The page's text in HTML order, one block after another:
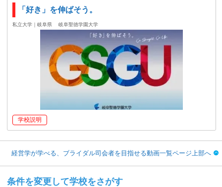
「好き」を伸ばそう。
私立大学｜岐阜県 岐阜聖徳学園大学
学校説明
経営学が学べる、ブライダル司会者を目指せる動画一覧ページ上部へ
条件を変更して学校をさがす